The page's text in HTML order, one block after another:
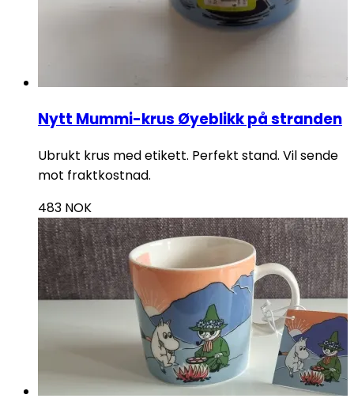
Nytt Mummi-krus Øyeblikk på stranden
Ubrukt krus med etikett. Perfekt stand. Vil sende
mot fraktkostnad.
483 NOK